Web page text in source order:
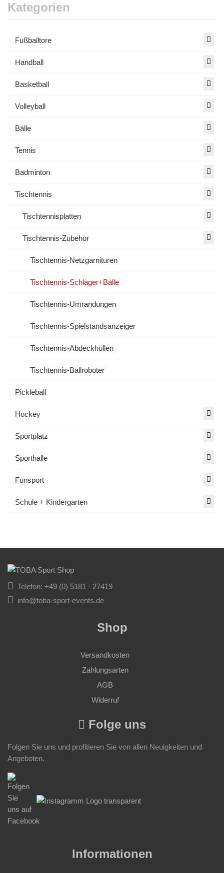
Kategorien
Fußballtore
Handball
Basketball
Volleyball
Bälle
Tennis
Badminton
Tischtennis
Tischtennisplatten
Tischtennis-Zubehör
Tischtennis-Netzgarnituren
Tischtennis-Schläger+Bälle
Tischtennis-Umrandungen
Tischtennis-Spielstandsanzeiger
Tischtennis-Abdeckhüllen
Tischtennis-Ballroboter
Pickleball
Hockey
Sportplatz
Sporthalle
Funsport
Schule + Kindergarten
Telefon: +49 (0) 5181 - 27419
info@toba-sport-events.de
Shop
Versandkosten
Zahlungsarten
AGB
Widerruf
Folge uns
Folgen Sie uns und profitieren Sie von allen Neuigkeiten und
Angeboten.
Informationen